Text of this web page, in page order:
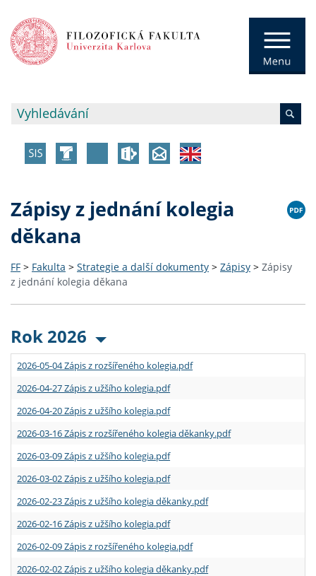
Zápisy z jednání kolegia
děkana
FF > Fakulta > Strategie a další dokumenty > Zápisy > Zápisy
z jednání kolegia děkana
Rok 2026
2026-05-04 Zápis z rozšířeného kolegia.pdf
2026-04-27 Zápis z užšího kolegia.pdf
2026-04-20 Zápis z užšího kolegia.pdf
2026-03-16 Zápis z rozšířeného kolegia děkanky.pdf
2026-03-09 Zápis z užšího kolegia.pdf
2026-03-02 Zápis z užšího kolegia.pdf
2026-02-23 Zápis z užšího kolegia děkanky.pdf
2026-02-16 Zápis z užšího kolegia.pdf
2026-02-09 Zápis z rozšířeného kolegia.pdf
2026-02-02 Zápis z užšího kolegia děkanky.pdf